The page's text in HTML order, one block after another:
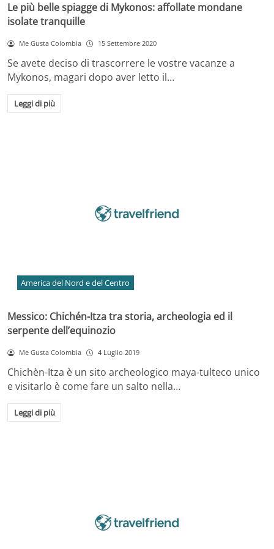
Le più belle spiagge di Mykonos: affollate mondane
isolate tranquille
Me Gusta Colombia 15 Settembre 2020
Se avete deciso di trascorrere le vostre vacanze a
Mykonos, magari dopo aver letto il…
Leggi di più
America del Nord e del Centro
Messico: Chichén-Itza tra storia, archeologia ed il
serpente dell’equinozio
Me Gusta Colombia 4 Luglio 2019
Chichèn-Itza è un sito archeologico maya-tulteco unico
e visitarlo è come fare un salto nella…
Leggi di più